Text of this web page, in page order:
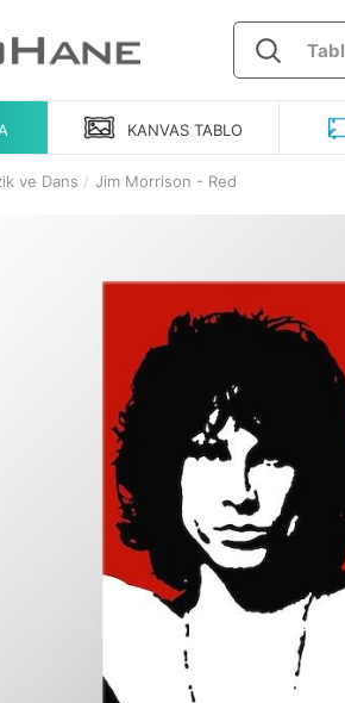
KANVAS TABLO
ve Dans Jim Morrison - Red